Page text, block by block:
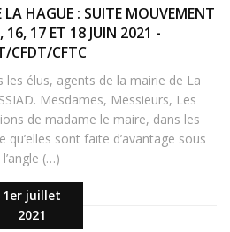
1er juillet
2021
HAGUE : SUITE MOUVEMENT
16, 17 ET 18 JUIN 2021 -
CFDT/CFTC
les élus, agents de la mairie de La
Mesdames, Messieurs, Les
de madame le maire, dans les
sont faite d’avantage sous
l’angle (…)